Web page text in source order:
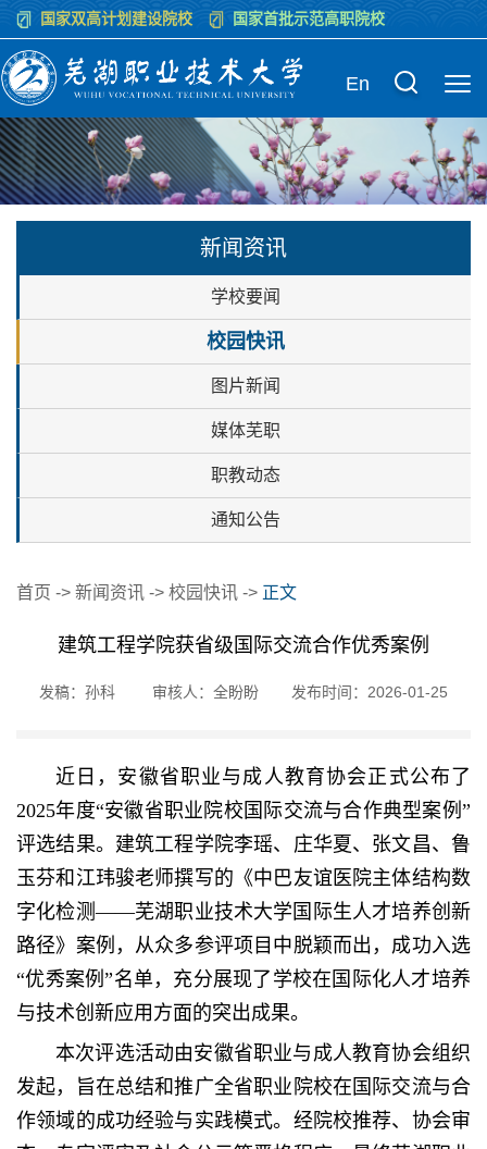
国家双高计划建设院校 国家首批示范高职院校
En
新闻资讯
学校要闻
校园快讯
图片新闻
媒体芜职
职教动态
通知公告
首页 -> 新闻资讯 -> 校园快讯 -> 正文
建筑工程学院获省级国际交流合作优秀案例
发稿：孙科 审核人：全盼盼 发布时间：2026-01-25
近日，安徽省职业与成人教育协会正式公布了
2025年度“安徽省职业院校国际交流与合作典型案例”
评选结果。建筑工程学院李瑶、庄华夏、张文昌、鲁
玉芬和江玮骏老师撰写的《中巴友谊医院主体结构数
字化检测——芜湖职业技术大学国际生人才培养创新
路径》案例，从众多参评项目中脱颖而出，成功入选
“优秀案例”名单，充分展现了学校在国际化人才培养
与技术创新应用方面的突出成果。
本次评选活动由安徽省职业与成人教育协会组织
发起，旨在总结和推广全省职业院校在国际交流与合
作领域的成功经验与实践模式。经院校推荐、协会审